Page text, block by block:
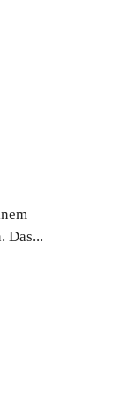
Das...